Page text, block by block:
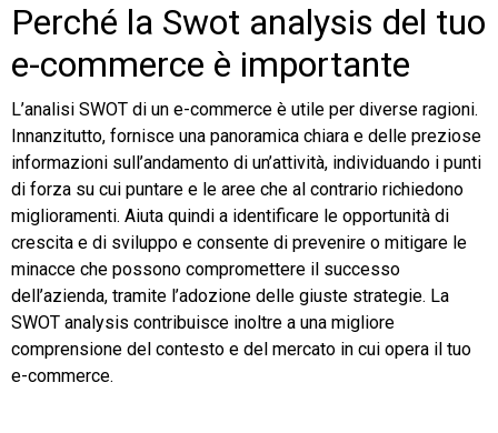
Perché la Swot analysis del tuo
e-commerce è importante
L’analisi SWOT di un e-commerce è utile per diverse ragioni.
Innanzitutto, fornisce una panoramica chiara e delle preziose
informazioni sull’andamento di un’attività, individuando i punti
di forza su cui puntare e le aree che al contrario richiedono
miglioramenti. Aiuta quindi a identificare le opportunità di
crescita e di sviluppo e consente di prevenire o mitigare le
minacce che possono compromettere il successo
dell’azienda, tramite l’adozione delle giuste strategie. La
SWOT analysis contribuisce inoltre a una migliore
comprensione del contesto e del mercato in cui opera il tuo
e-commerce.